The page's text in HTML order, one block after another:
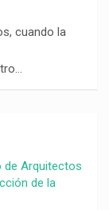
cuando la
de Arquitectos
de la